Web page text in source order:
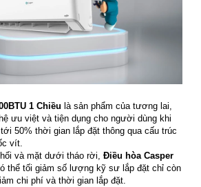
1 Chiều là sản phẩm của tương lai,
ưu việt và tiện dụng cho người dùng khi
50% thời gian lắp đặt thông qua cấu trúc
vít.
và mặt dưới tháo rời, Điều hòa Casper
thể tối giảm số lượng kỹ sư lắp đặt chỉ còn
chi phí và thời gian lắp đặt.